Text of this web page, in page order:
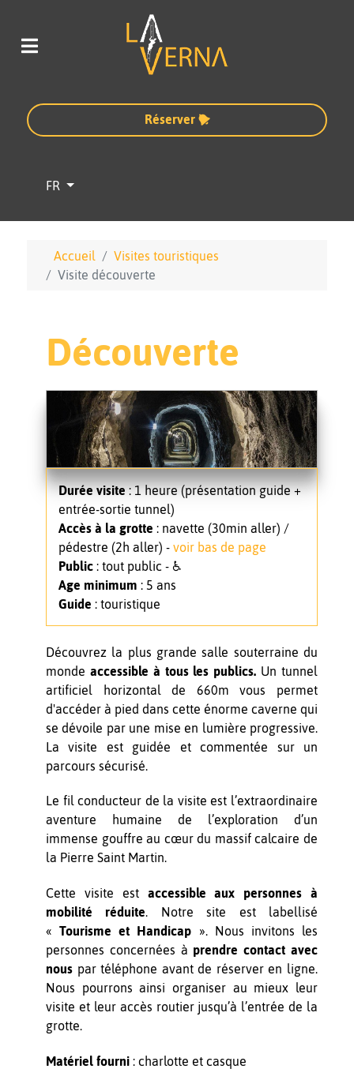
Réserver
Sélectionnez votre langue
FR
Accueil
Visites touristiques
Visite découverte
Découverte
Durée visite: 1 heure (présentation guide +
entrée-sortie tunnel)
Accès à la grotte : navette (30min aller) /
pédestre (2h aller) - voir bas de page
Public : tout public - ♿
Age minimum : 5 ans
Guide : touristique
Découvrez la plus grande salle souterraine du
monde accessible à tous les publics. Un tunnel
artificiel horizontal de 660m vous permet
d'accéder à pied dans cette énorme caverne qui
se dévoile par une mise en lumière progressive.
La visite est guidée et commentée sur un
parcours sécurisé.
Le fil conducteur de la visite est l’extraordinaire
aventure humaine de l’exploration d’un
immense gouffre au cœur du massif calcaire de
la Pierre Saint Martin.
Cette visite est accessible aux personnes à
mobilité réduite. Notre site est labellisé
«Tourisme et Handicap ». Nous invitons les
personnes concernées à prendre contact avec
nous par téléphone avant de réserver en ligne.
Nous pourrons ainsi organiser au mieux leur
visite et leur accès routier jusqu’à l’entrée de la
grotte.
Matériel fourni : charlotte et casque